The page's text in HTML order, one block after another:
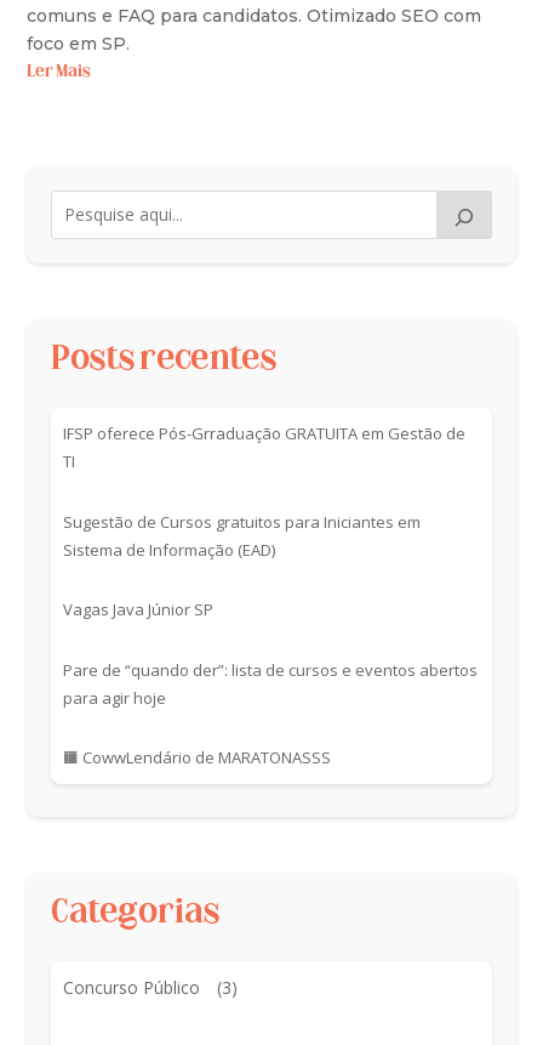
comuns e FAQ para candidatos. Otimizado SEO com
foco em SP.
Ler Mais
Posts recentes
IFSP oferece Pós-Grraduação GRATUITA em Gestão de
TI
Sugestão de Cursos gratuitos para Iniciantes em
Sistema de Informação (EAD)
Vagas Java Júnior SP
Pare de “quando der”: lista de cursos e eventos abertos
para agir hoje
🟧 CowwLendário de MARATONASSS
Categorias
Concurso Público (3)